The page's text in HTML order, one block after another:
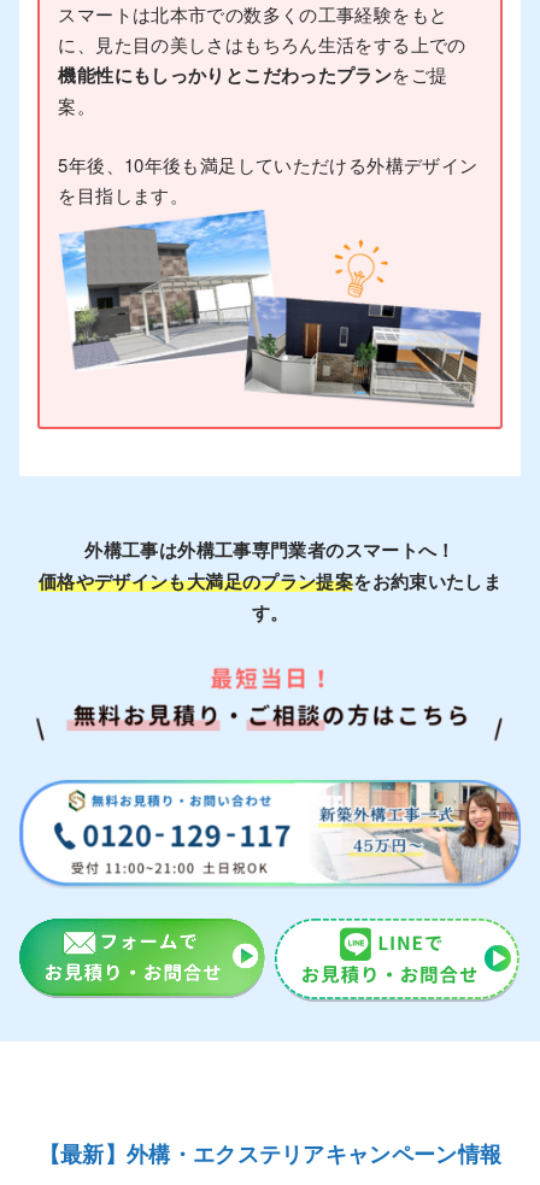
スマートは北本市での数多くの工事経験をもと
に、見た目の美しさはもちろん生活をする上での
機能性にもしっかりとこだわったプランをご提
案。
5年後、10年後も満足していただける外構デザイン
を目指します。
外構工事は外構工事専門業者のスマートへ！
価格やデザインも大満足のプラン提案をお約束いたしま
す。
【最新】外構・エクステリアキャンペーン情報